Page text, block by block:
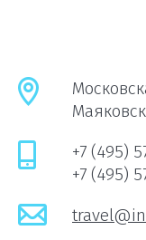
+7 (495)
+7 (495)